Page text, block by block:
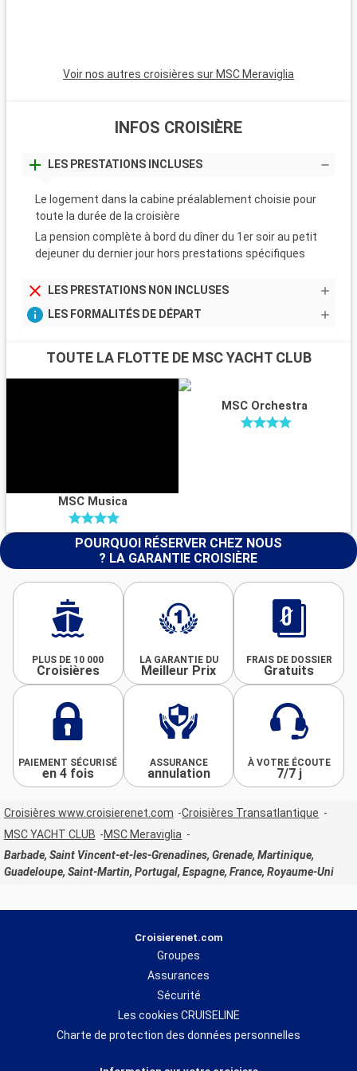
Voir nos autres croisières sur MSC Meraviglia
INFOS CROISIÈRE
LES PRESTATIONS INCLUSES
Le logement dans la cabine préalablement choisie pour
toute la durée de la croisière
La pension complète à bord du dîner du 1er soir au petit
dejeuner du dernier jour hors prestations spécifiques
LES PRESTATIONS NON INCLUSES
LES FORMALITÉS DE DÉPART
TOUTE LA FLOTTE DE MSC YACHT CLUB
MSC Musica
MSC Orchestra
POURQUOI RÉSERVER CHEZ NOUS
? LA GARANTIE CROISIÈRE
PLUS DE 10 000
Croisières
LA GARANTIE DU
Meilleur Prix
FRAIS DE DOSSIER
Gratuits
PAIEMENT SÉCURISÉ
en 4 fois
ASSURANCE
annulation
À VOTRE ÉCOUTE
7/7 j
Croisières www.croisierenet.com
Croisières Transatlantique
MSC YACHT CLUB
MSC Meraviglia
Barbade, Saint Vincent-et-les-Grenadines, Grenade, Martinique,
Guadeloupe, Saint-Martin, Portugal, Espagne, France, Royaume-Uni
Croisierenet.com
Groupes
Assurances
Sécurité
Les cookies CRUISELINE
Charte de protection des données personnelles